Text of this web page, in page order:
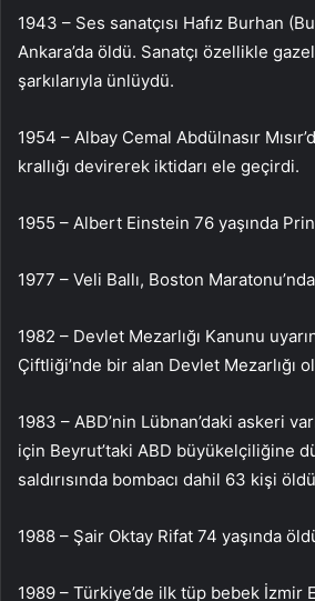
1943 – Ses sanatçısı Hafız Burhan
Ankara’da öldü. Sanatçı özellikle
şarkılarıyla ünlüydü.
1954 – Albay Cemal Abdülnasır
krallığı devirerek iktidarı ele geçirdi.
1955 – Albert Einstein 76 yaşında
1977 – Veli Ballı, Boston
1982 – Devlet Mezarlığı Kanunu
Çiftliği’nde bir alan Devlet Mezarlığı
1983 – ABD’nin Lübnan’daki askeri
için Beyrut’taki ABD büyükelçiliğine
saldırısında bombacı dahil 63 kişi
1988 – Şair Oktay Rifat 74 yaşında
1989 – Türkiye’de ilk tüp bebek İzmir